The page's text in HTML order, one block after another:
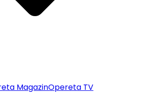
MagazinOpereta TV